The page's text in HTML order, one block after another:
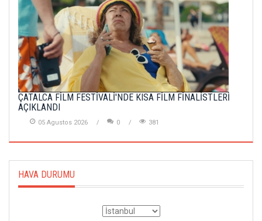
ÇATALCA FİLM FESTİVALİ'NDE KISA FİLM FİNALİSTLERİ
AÇIKLANDI
05 Agustos 2026 0 381
HAVA DURUMU